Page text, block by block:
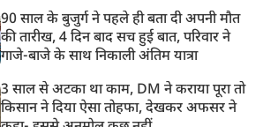
90 साल के बुजुर्ग ने पहले ही बता दी अपनी मौत
की तारीख, 4 दिन बाद सच हुई बात, परिवार ने
गाजे-बाजे के साथ निकाली अंतिम यात्रा
3 साल से अटका था काम, DM ने कराया पूरा तो
किसान ने दिया ऐसा तोहफा, देखकर अफसर ने